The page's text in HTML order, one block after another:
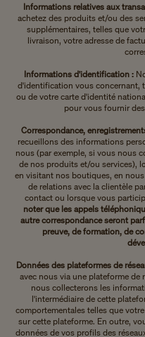
Informations relatives aux
achetez des produits et/ou des
supplémentaires, telles que
livraison, votre adresse de
Informations d'identification :
d'identification vous concernant,
ou de votre carte d'identité
pour vous fournir
Correspondance,
recueillons des informations
nous (par exemple, si vous nous
de nos produits et/ou services),
en visitant nos boutiques, en
de relations avec la clientèle
contact ou lorsque vous
noter que les appels
autre correspondance seront
preuve, de formation, de
Données des plateformes de
avec nous via une plateforme de
nous collecterons les
l'intermédiaire de cette
comportementales telles que
sur cette plateforme. En outre,
données de vos profils des